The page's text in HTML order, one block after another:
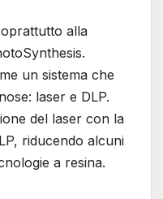
alla
un sistema che
laser e DLP.
del laser con la
riducendo alcuni
a resina.